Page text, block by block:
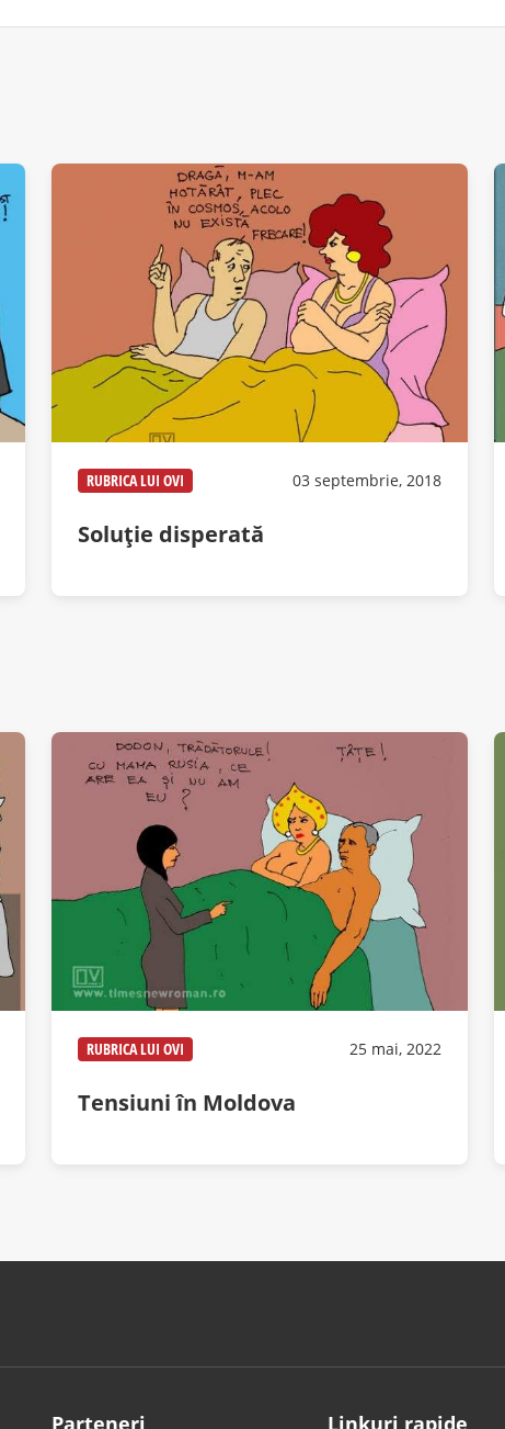
RUBRICA LUI OVI 03 septembrie, 2018
Soluție disperată
RUBRICA LUI OVI 25 mai, 2022
Tensiuni în Moldova
Parteneri Linkuri rapide